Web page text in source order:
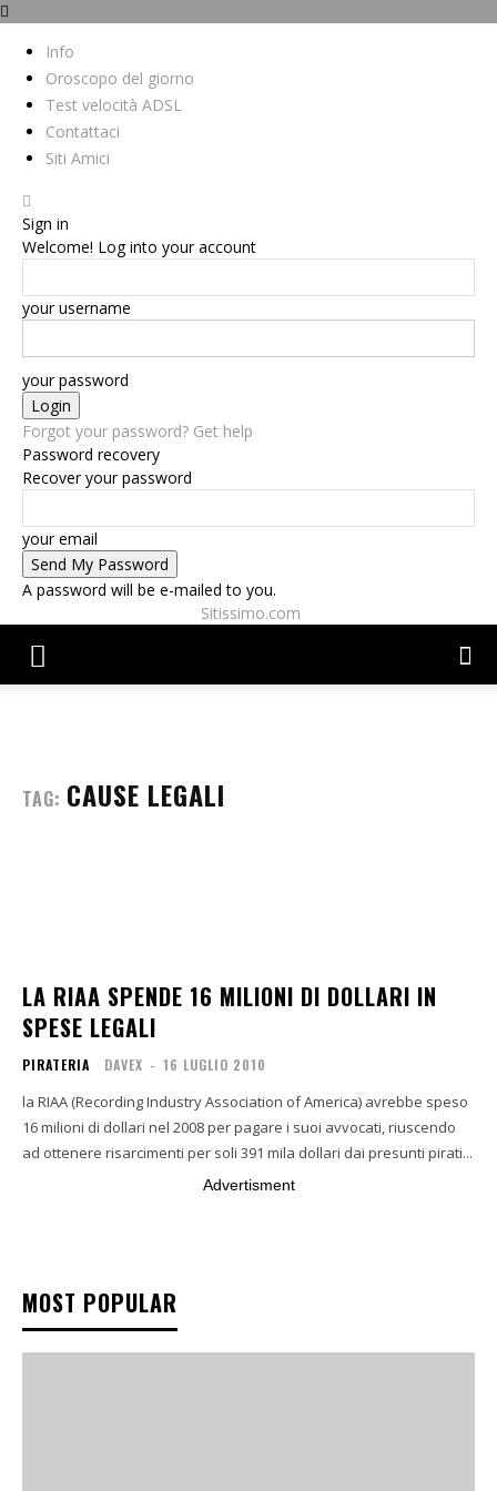
Info
Oroscopo del giorno
Test velocità ADSL
Contattaci
Siti Amici
Sign in
Welcome! Log into your account
your username
your password
Forgot your password? Get help
Password recovery
Recover your password
your email
A password will be e-mailed to you.
Sitissimo.com
TAG: CAUSE LEGALI
LA RIAA SPENDE 16 MILIONI DI DOLLARI IN
SPESE LEGALI
PIRATERIA DAVEX - 16 LUGLIO 2010
la RIAA (Recording Industry Association of America) avrebbe speso
16 milioni di dollari nel 2008 per pagare i suoi avvocati, riuscendo
ad ottenere risarcimenti per soli 391 mila dollari dai presunti pirati...
Advertisment
MOST POPULAR